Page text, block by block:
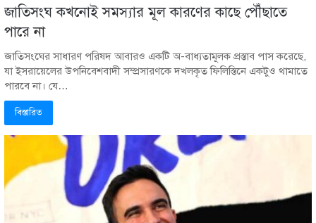
জাতিসংঘ কখনোই সমস্যার মূল কারণের কাছে পৌঁছাতে
পারে না
জাতিসংঘের সাধারণ পরিষদ আবারও একটি অ-বাধ্যতামূলক প্রস্তাব পাস করেছে,
যা ইসরায়েলের উপনিবেশবাদী সম্প্রসারণকে দখলকৃত ফিলিস্তিনে একটুও থামাতে
পারবে না। যে…
বিস্তারিত